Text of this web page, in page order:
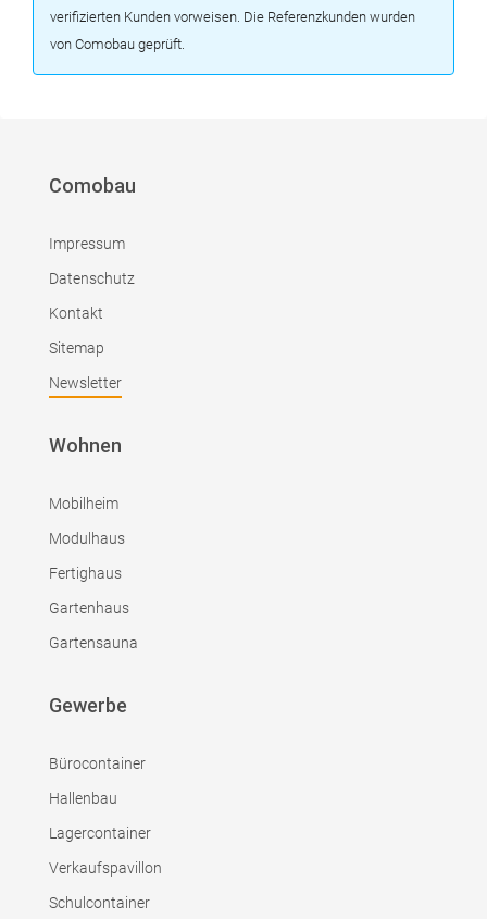
verifizierten Kunden vorweisen. Die Referenzkunden wurden
von Comobau geprüft.
Comobau
Impressum
Datenschutz
Kontakt
Sitemap
Newsletter
Wohnen
Mobilheim
Modulhaus
Fertighaus
Gartenhaus
Gartensauna
Gewerbe
Bürocontainer
Hallenbau
Lagercontainer
Verkaufspavillon
Schulcontainer